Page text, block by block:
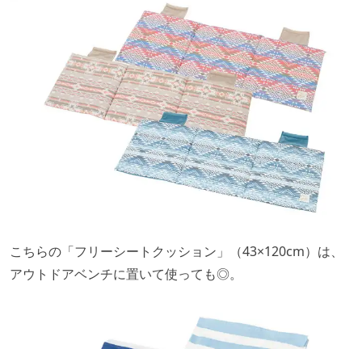
こちらの「フリーシートクッション」（43×120cm）は、
アウトドアベンチに置いて使っても◎。